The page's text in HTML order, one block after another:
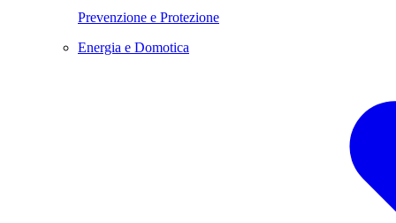
Prevenzione e Protezione
Energia e Domotica